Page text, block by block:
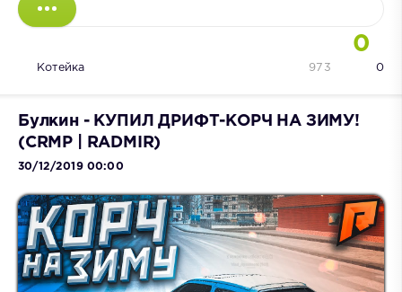
0
Котейка 0
973
Булкин - КУПИЛ ДРИФТ-КОРЧ НА ЗИМУ!
(CRMP | RADMIR)
30/12/2019 00:00